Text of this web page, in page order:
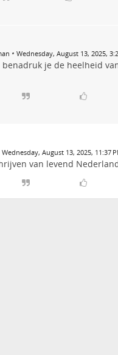
• Wednesday, August 13, 2025,
benadruk je de heelheid
Wednesday, August 13, 2025, 11:37
van levend